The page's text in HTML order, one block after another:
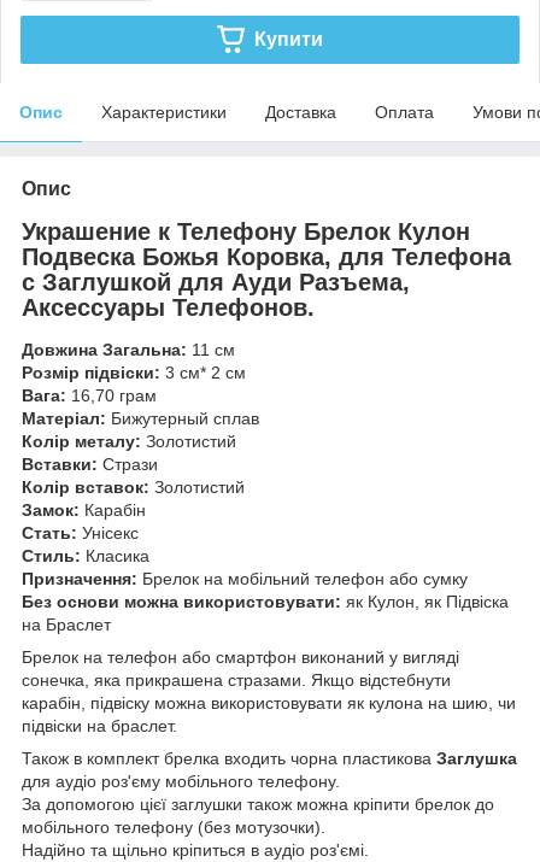
Купити
Опис Характеристики Доставка Оплата Умови
Опис
Украшение к Телефону Брелок Кулон
Подвеска Божья Коровка, для Телефона
с Заглушкой для Ауди Разъема,
Аксессуары Телефонов.
Довжина Загальна: 11 см
Розмір підвіски: 3 см* 2 см
Вага: 16,70 грам
Матеріал: Бижутерный сплав
Колір металу: Золотистий
Вставки: Стрази
Колір вставок: Золотистий
Замок: Карабін
Стать: Унісекс
Стиль: Класика
Призначення: Брелок на мобільний телефон або сумку
Без основи можна використовувати: як Кулон, як Підвіска
на Браслет
Брелок на телефон або смартфон виконаний у вигляді
сонечка, яка прикрашена стразами. Якщо відстебнути
карабін, підвіску можна використовувати як кулона на шию, чи
підвіски на браслет.
Також в комплект брелка входить чорна пластикова Заглушка
для аудіо роз'єму мобільного телефону.
За допомогою цієї заглушки також можна кріпити брелок до
мобільного телефону (без мотузочки).
Надійно та щільно кріпиться в аудіо роз'ємі.